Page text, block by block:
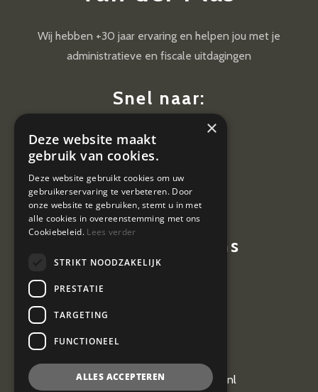
Wij hebben +30 jaar ervaring en helpen jou met je
administratieve en fiscale uitdagingen
Snel naar:
Diensten
Vacatures
Contactgegevens
kantoor@vangeel-vanderplas.nl
×
Deze website maakt
gebruik van cookies.
Deze website gebruikt cookies om uw
gebruikerservaring te verbeteren. Door
onze website te gebruiken, stemt u in met
alle cookies in overeenstemming met ons
Cookiebeleid. Lees verder
STRIKT NOODZAKELIJK
PRESTATIE
TARGETING
FUNCTIONEEL
ALLES ACCEPTEREN